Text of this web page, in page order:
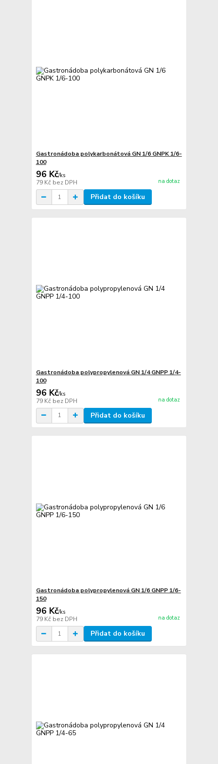
Gastronádoba polykarbonátová GN 1/6 GNPK 1/6-
100
96 Kč/ks
79 Kč bez DPH na dotaz
Přidat do košíku
Gastronádoba polypropylenová GN 1/4 GNPP 1/4-
100
96 Kč/ks
79 Kč bez DPH na dotaz
Přidat do košíku
Gastronádoba polypropylenová GN 1/6 GNPP 1/6-
150
96 Kč/ks
79 Kč bez DPH na dotaz
Přidat do košíku